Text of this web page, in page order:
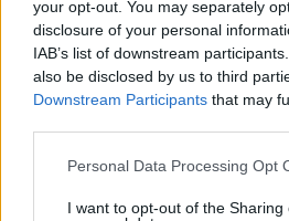
your opt-out. You may separately
disclosure of your personal
IAB’s list of downstream
also be disclosed by us to third
Downstream Participants that may
Please note that this website/app
not limited to your visit or usage
Personal Data Processing Opt
I want to opt-out of the Sharing